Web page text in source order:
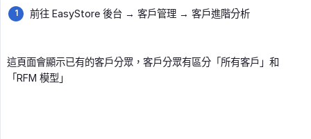
前往 EasyStore 後台 → 客戶管理 → 客戶進階分析
這頁面會顯示已有的客戶分眾，客戶分眾有區分「所有客戶」和
「RFM 模型」